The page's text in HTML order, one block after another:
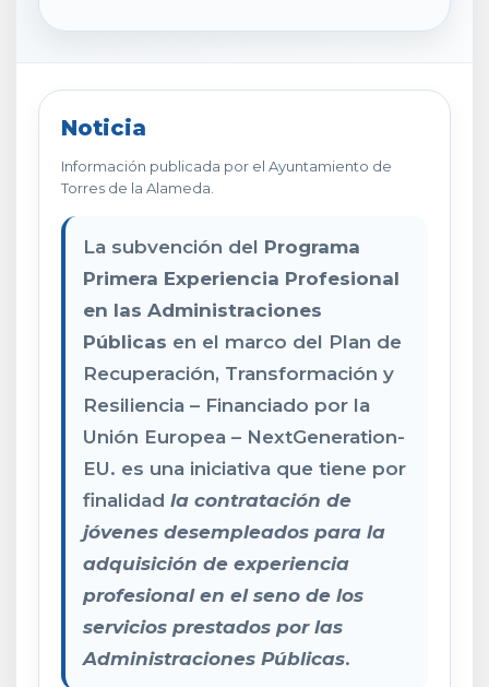
Noticia
Información publicada por el Ayuntamiento de
Torres de la Alameda.
La subvención del Programa
Primera Experiencia Profesional
en las Administraciones
Públicas en el marco del Plan de
Recuperación, Transformación y
Resiliencia – Financiado por la
Unión Europea – NextGeneration-
EU. es una iniciativa que tiene por
finalidad la contratación de
jóvenes desempleados para la
adquisición de experiencia
profesional en el seno de los
servicios prestados por las
Administraciones Públicas.